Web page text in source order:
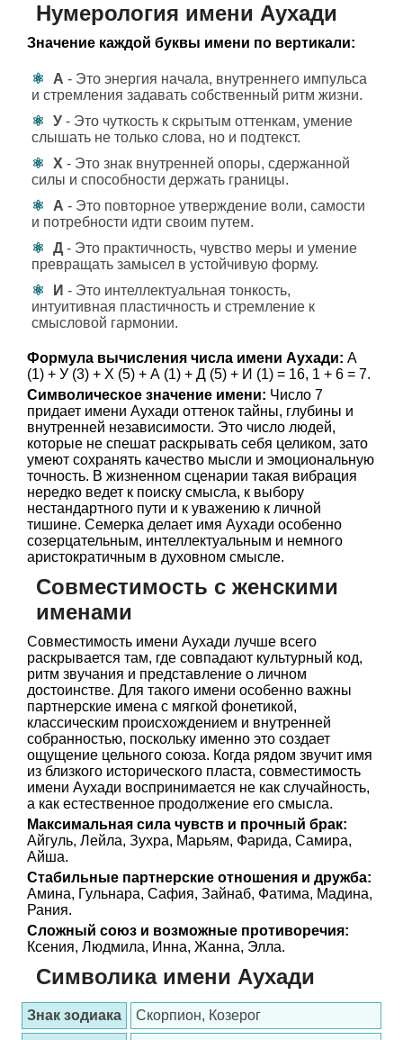
Нумерология имени Аухади
Значение каждой буквы имени по вертикали:
А - Это энергия начала, внутреннего импульса
и стремления задавать собственный ритм жизни.
У - Это чуткость к скрытым оттенкам, умение
слышать не только слова, но и подтекст.
Х - Это знак внутренней опоры, сдержанной
силы и способности держать границы.
А - Это повторное утверждение воли, самости
и потребности идти своим путем.
Д - Это практичность, чувство меры и умение
превращать замысел в устойчивую форму.
И - Это интеллектуальная тонкость,
интуитивная пластичность и стремление к
смысловой гармонии.
Формула вычисления числа имени Аухади: А
(1) + У (3) + Х (5) + А (1) + Д (5) + И (1) = 16, 1 + 6 = 7.
Символическое значение имени: Число 7
придает имени Аухади оттенок тайны, глубины и
внутренней независимости. Это число людей,
которые не спешат раскрывать себя целиком, зато
умеют сохранять качество мысли и эмоциональную
точность. В жизненном сценарии такая вибрация
нередко ведет к поиску смысла, к выбору
нестандартного пути и к уважению к личной
тишине. Семерка делает имя Аухади особенно
созерцательным, интеллектуальным и немного
аристократичным в духовном смысле.
Совместимость с женскими
именами
Совместимость имени Аухади лучше всего
раскрывается там, где совпадают культурный код,
ритм звучания и представление о личном
достоинстве. Для такого имени особенно важны
партнерские имена с мягкой фонетикой,
классическим происхождением и внутренней
собранностью, поскольку именно это создает
ощущение цельного союза. Когда рядом звучит имя
из близкого исторического пласта, совместимость
имени Аухади воспринимается не как случайность,
а как естественное продолжение его смысла.
Максимальная сила чувств и прочный брак:
Айгуль, Лейла, Зухра, Марьям, Фарида, Самира,
Айша.
Стабильные партнерские отношения и дружба:
Амина, Гульнара, Сафия, Зайнаб, Фатима, Мадина,
Рания.
Сложный союз и возможные противоречия:
Ксения, Людмила, Инна, Жанна, Элла.
Символика имени Аухади
Знак зодиака
Скорпион, Козерог